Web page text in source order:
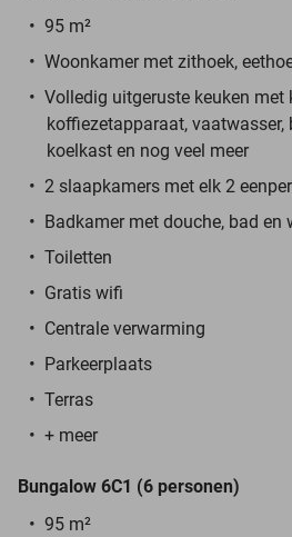
95 m²
Woonkamer met zithoek,
Volledig uitgeruste keuken met
koffiezetapparaat, vaatwasser,
koelkast en nog veel meer
2 slaapkamers met elk 2
Badkamer met douche, bad en
Toiletten
Gratis wifi
Centrale verwarming
Parkeerplaats
Terras
+ meer
Bungalow 6C1 (6 personen)
95 m²